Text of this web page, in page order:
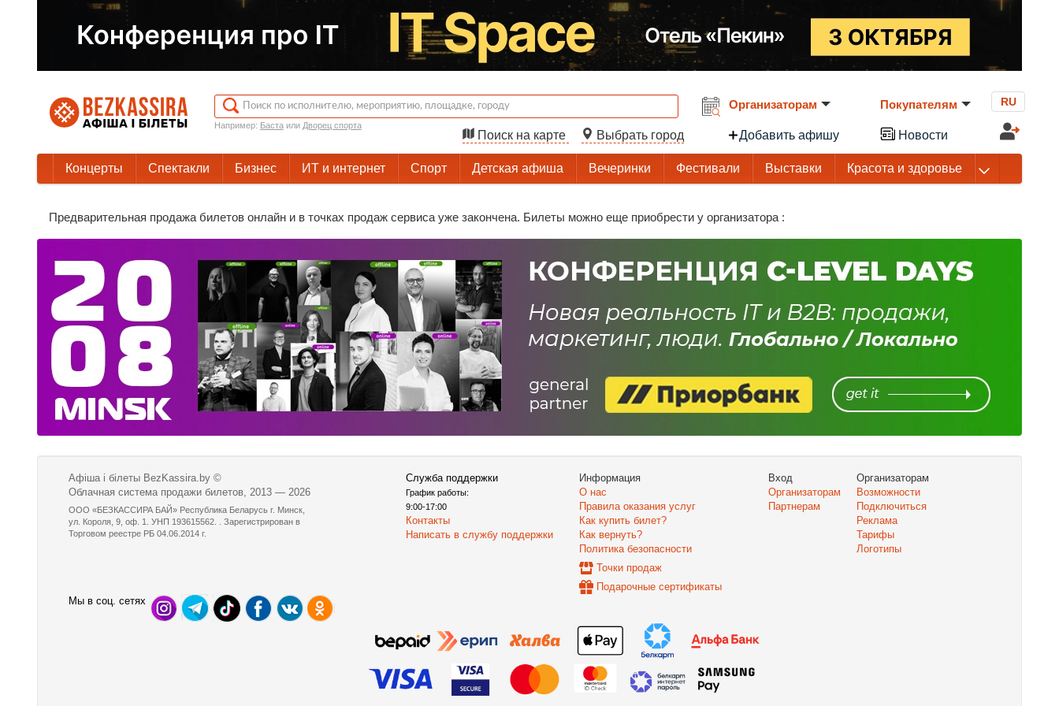
Например: Бастаили Дворец спорта
Поиск на карте Выбрать город
Организаторам
Добавить афишу
Покупателям
Новости
RU
Концерты Спектакли Бизнес ИТ и интернет Спорт Детская афиша Вечеринки Фестивали Выставки Красота и здоровье
Предварительная продажа билетов онлайн и в точках продаж сервиса уже закончена. Билеты можно еще приобрести у организатора :
Афіша і білеты BezKassira.by ©
Облачная система продажи билетов, 2013 — 2026
ООО «БЕЗКАССИРА БАЙ» Республика Беларусь г. Минск,
ул. Короля, 9, оф. 1. УНП 193615562. . Зарегистрирован в
Торговом реестре РБ 04.06.2014 г.
Служба поддержки
График работы:
9:00-17:00
Контакты
Написать в службу поддержки
Информация
О нас
Правила оказания услуг
Как купить билет?
Как вернуть?
Политика безопасности
Точки продаж
Подарочные сертификаты
Вход
Организаторам
Партнерам
Организаторам
Возможности
Подключиться
Реклама
Тарифы
Логотипы
Мы в соц. сетях